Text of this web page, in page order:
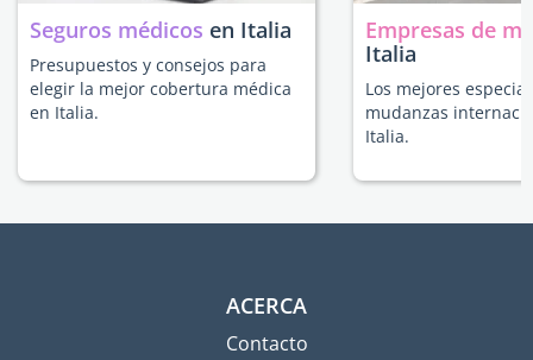
Seguros médicos en Italia
Presupuestos y consejos para
elegir la mejor cobertura médica
en Italia.
Empresas de
Italia
Los mejores
mudanzas
Italia.
ACERCA
Contacto